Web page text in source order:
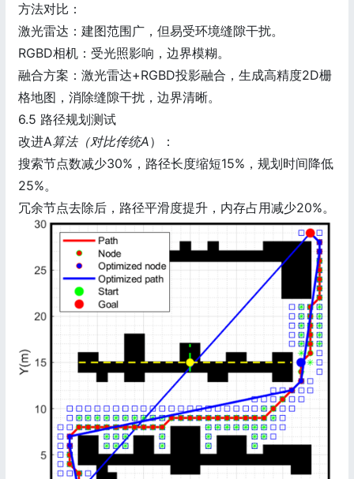
方法对比：
激光雷达：建图范围广，但易受环境缝隙干扰。
RGBD相机：受光照影响，边界模糊。
融合方案：激光雷达+RGBD投影融合，生成高精度2D栅
格地图，消除缝隙干扰，边界清晰。
6.5 路径规划测试
改进A算法（对比传统A）：
搜索节点数减少30%，路径长度缩短15%，规划时间降低
25%。
冗余节点去除后，路径平滑度提升，内存占用减少20%。